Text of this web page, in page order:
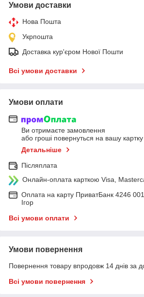
Умови доставки
Нова Пошта
Укрпошта
Доставка кур'єром Нової Пошти
Всі умови доставки
Умови оплати
Ви отримаєте замовлення
або гроші повернуться на вашу картку
Детальніше
Післяплата
Онлайн-оплата карткою Visa,
Оплата на карту ПриватБанк 4246
Ігор
Всі умови оплати
Умови повернення
Повернення товару впродовж 14 днів за
Всі умови повернення